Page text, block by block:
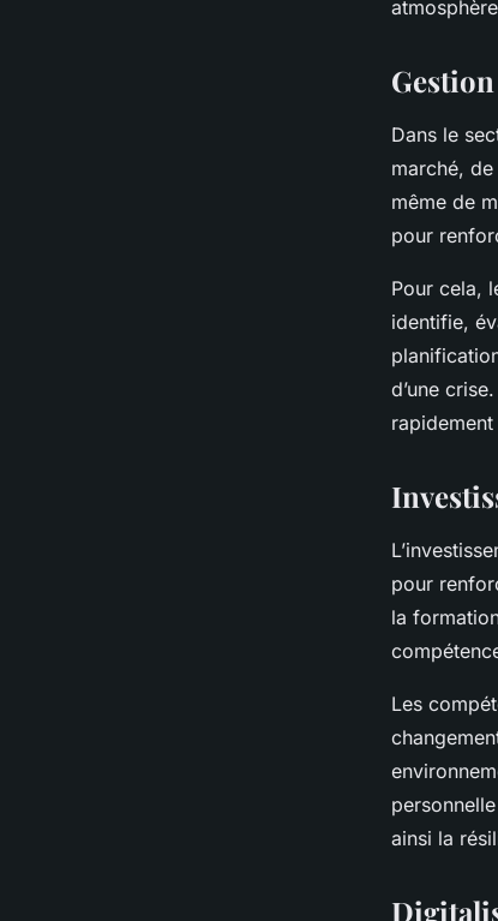
Dans le
marché,
même de
pour
Pour cela,
identifie,
d’une
pour
la
Les
ainsi la